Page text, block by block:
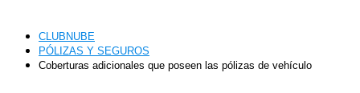
CLUBNUBE
PÓLIZAS Y SEGUROS
Coberturas adicionales que poseen las pólizas de vehículo